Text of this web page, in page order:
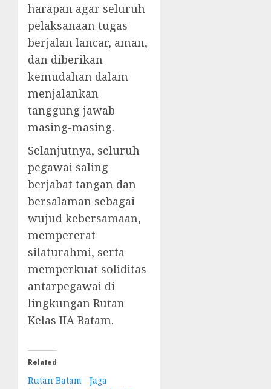
harapan agar seluruh
pelaksanaan tugas
berjalan lancar, aman,
dan diberikan
kemudahan dalam
menjalankan
tanggung jawab
masing-masing.
Selanjutnya, seluruh
pegawai saling
berjabat tangan dan
bersalaman sebagai
wujud kebersamaan,
mempererat
silaturahmi, serta
memperkuat soliditas
antarpegawai di
lingkungan Rutan
Kelas IIA Batam.
Related
Rutan Batam
Jaga